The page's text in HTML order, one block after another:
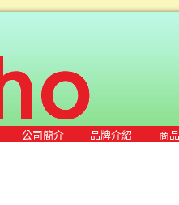
公司簡介 品牌介紹 商